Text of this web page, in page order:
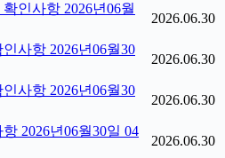
인사항 2026년06월
2026.06.30
사항 2026년06월30
2026.06.30
사항 2026년06월30
2026.06.30
2026년06월30일 04
2026.06.30